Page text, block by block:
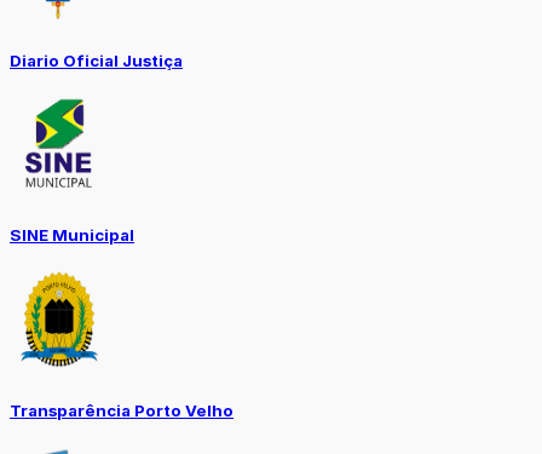
Diario Oficial Justiça
SINE Municipal
Transparência Porto Velho